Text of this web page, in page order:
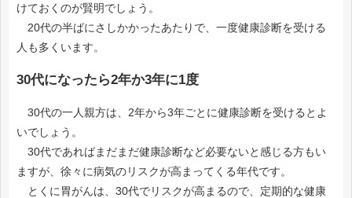
けておくのが賢明でしょう。
20代の半ばにさしかかったあたりで、一度健康診断を受ける
人も多くいます。
30代になったら2年か3年に1度
30代の一人親方は、2年から3年ごとに健康診断を受けるとよ
いでしょう。
30代であればまだまだ健康診断など必要ないと感じる方もい
ますが、徐々に病気のリスクが高まってくる年代です。
とくに胃がんは、30代でリスクが高まるので、定期的な健康